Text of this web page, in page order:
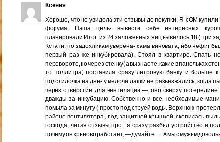
Ксения
Хорошо, что не увидела эти отзывы до покупки. R-cOM
форума. Наша цель- вывести себе интересных
планировали.Итог: из 24 заложенных яиц вывелось 18 ( три
Кстати, по задохликам уверена- сама виновата, ибо нефиг
первый раз же инкубировала), Стоял в квартире. Спать
перевороте, но через стенку( а вы знаете, какие в панельках
то поллитра( поставила сразу литровую банку и больше
подстилочка на дне- у мелочи лапки не разьезжались, когда
через отверстие для вентиляции — оно сверху
дважды за инкубацию. Собственно и все необходимые
помыла за минуту ( просто под струей воды. Верхнюю-
районе вентилятора , под защитной крышкой, скопилась
господа, читая отзывы про : я сразу разбил устройство и
почему он хреново работает, — думайте…. А мы с мужем